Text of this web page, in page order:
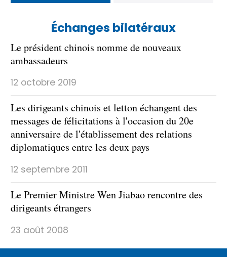
Échanges bilatéraux
Le président chinois nomme de nouveaux
ambassadeurs
12 octobre 2019
Les dirigeants chinois et letton échangent des
messages de félicitations à l'occasion du 20e
anniversaire de l'établissement des relations
diplomatiques entre les deux pays
12 septembre 2011
Le Premier Ministre Wen Jiabao rencontre des
dirigeants étrangers
23 août 2008